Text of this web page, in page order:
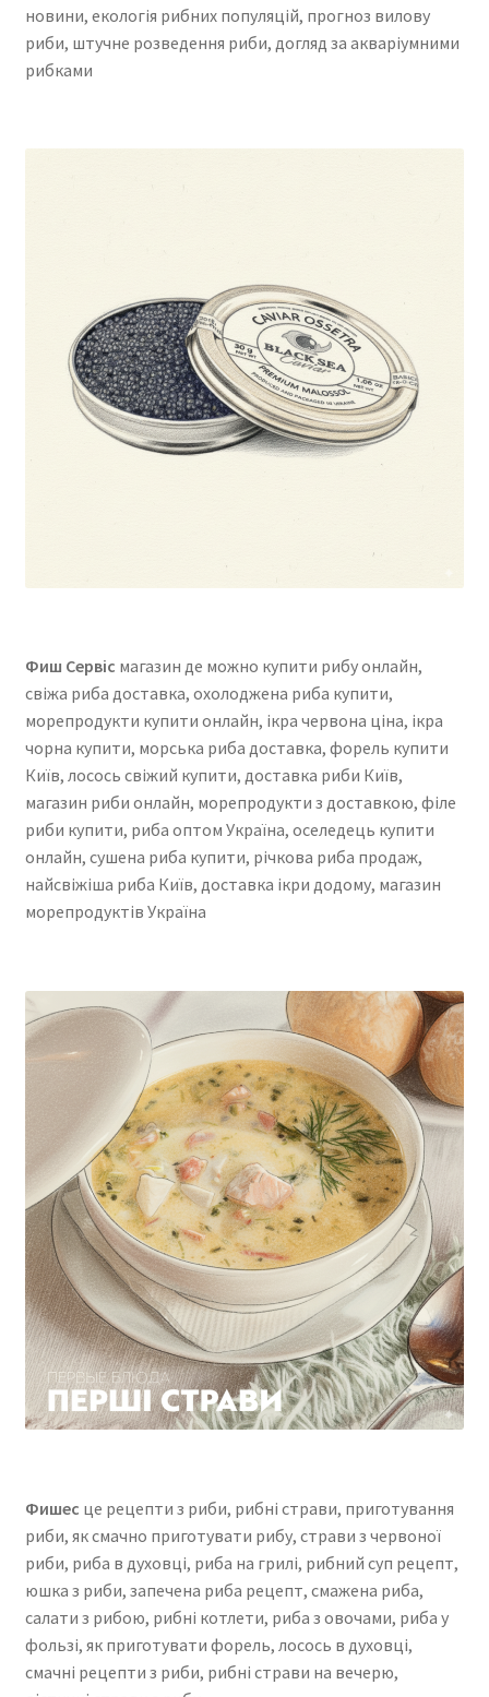
новини, екологія рибних популяцій, прогноз вилову
риби, штучне розведення риби, догляд за акваріумними
рибками
Фиш Сервіс магазин де можно купити рибу онлайн,
свіжа риба доставка, охолоджена риба купити,
морепродукти купити онлайн, ікра червона ціна, ікра
чорна купити, морська риба доставка, форель купити
Київ, лосось свіжий купити, доставка риби Київ,
магазин риби онлайн, морепродукти з доставкою, філе
риби купити, риба оптом Україна, оселедець купити
онлайн, сушена риба купити, річкова риба продаж,
найсвіжіша риба Київ, доставка ікри додому, магазин
морепродуктів Україна
Фишес це рецепти з риби, рибні страви, приготування
риби, як смачно приготувати рибу, страви з червоної
риби, риба в духовці, риба на грилі, рибний суп рецепт,
юшка з риби, запечена риба рецепт, смажена риба,
салати з рибою, рибні котлети, риба з овочами, риба у
фользі, як приготувати форель, лосось в духовці,
смачні рецепти з риби, рибні страви на вечерю,